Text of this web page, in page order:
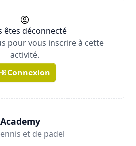
êtes déconnecté
pour vous inscrire à cette
activité.
Connexion
et de padel